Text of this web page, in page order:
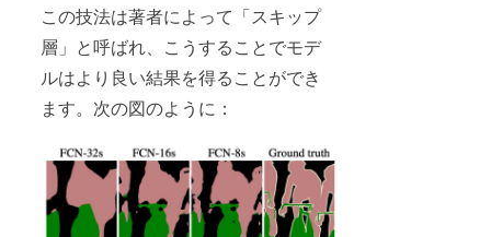
この技法は著者によって「スキップ
層」と呼ばれ、こうすることでモデ
ルはより良い結果を得ることができ
ます。次の図のように：